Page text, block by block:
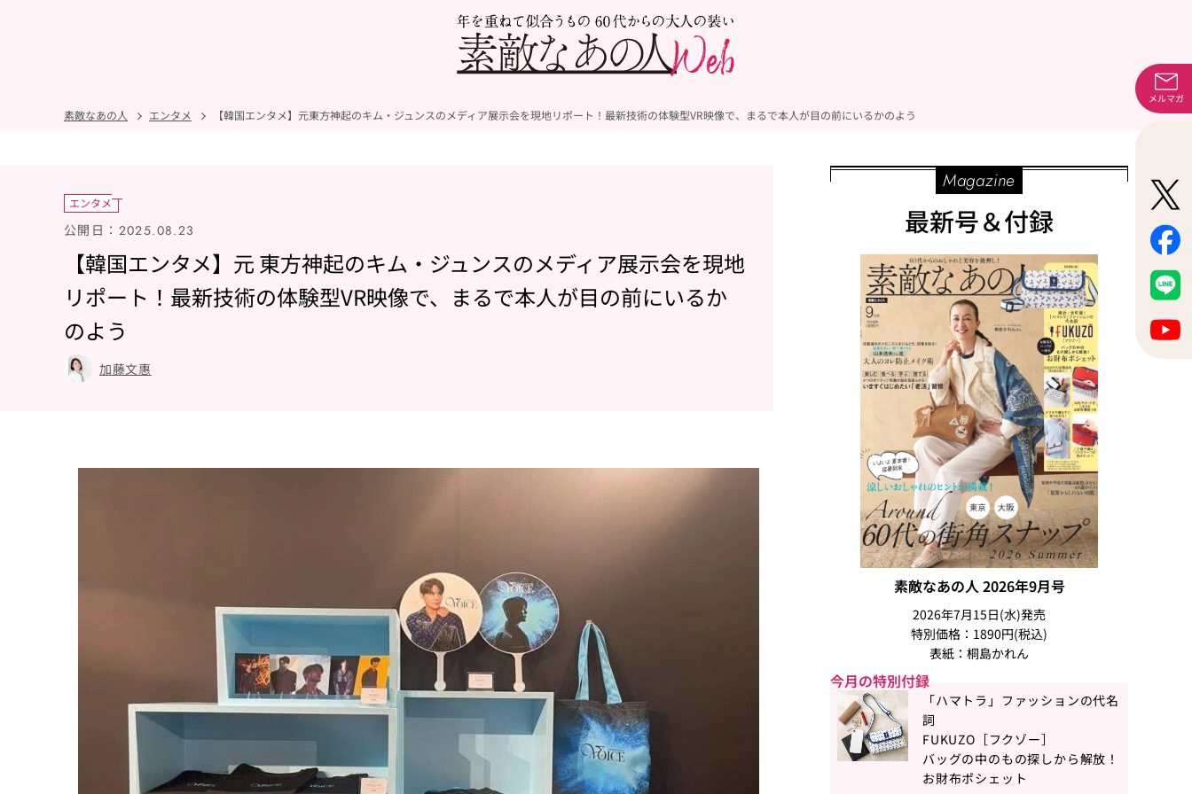
素敵なあの人 エンタメ 【韓国エンタメ】元東方神起のキム・ジュンスのメディア展示会を現地リポート！最新技術の体験型VR映像で、まるで本人が目の前にいるかのよう
エンタメ
公開日： 2025.08.23
【韓国エンタメ】元 東方神起のキム・ジュンスのメディア展示会を現地
リポート！最新技術の体験型VR映像で、まるで本人が目の前にいるか
のよう
加藤文惠
Magazine
最新号＆付録
素敵なあの人 2026年9月号
2026年7月15日(水)発売
特別価格：1890円(税込)
表紙：桐島かれん
今月の特別付録
「ハマトラ」ファッションの代名
詞
FUKUZO［フクゾー］
バッグの中のもの探しから解放！
お財布ポシェット
メルマガ